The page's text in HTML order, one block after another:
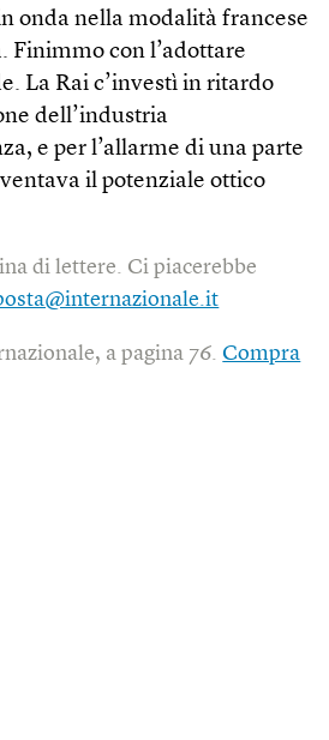
onda nella modalità francese
Finimmo con l’adottare
La Rai c’investì in ritardo
dell’industria
e per l’allarme di una parte
il potenziale ottico
di lettere. Ci piacerebbe
a pagina 76.Compra